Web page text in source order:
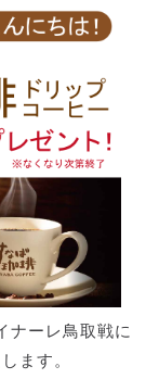
ナーレ鳥取戦に
ます。